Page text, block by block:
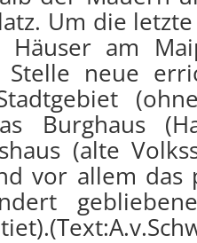
Um die
am
neue
Burghaus
(alte
vor allem